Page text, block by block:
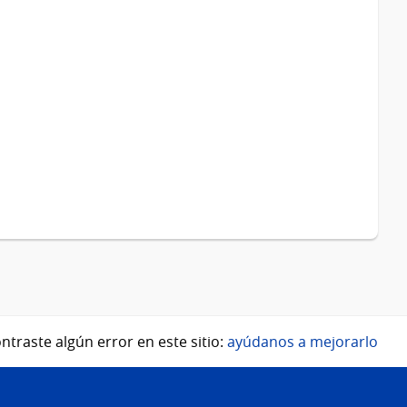
algún error en este sitio: ayúdanos a mejorarlo